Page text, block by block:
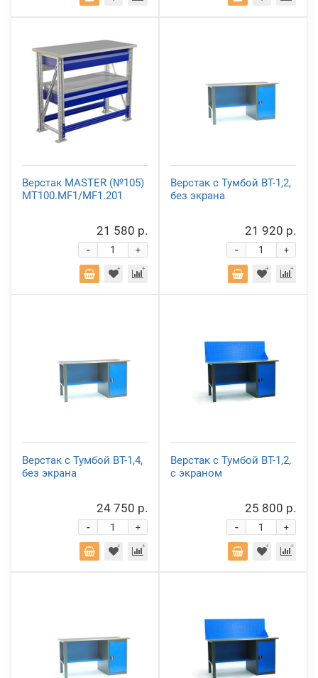
Верстак MASTER (№105)
MT100.MF1/MF1.201
21 580 р.
+
-
Верстак с Тумбой ВТ-1,2,
без экрана
21 920 р.
+
-
Верстак с Тумбой ВТ-1,4,
без экрана
24 750 р.
+
-
Верстак с Тумбой ВТ-1,2,
с экраном
25 800 р.
+
-